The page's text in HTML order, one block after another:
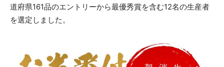
道府県161品のエントリーから最優秀賞を含む12名の生産者
を選定しました。